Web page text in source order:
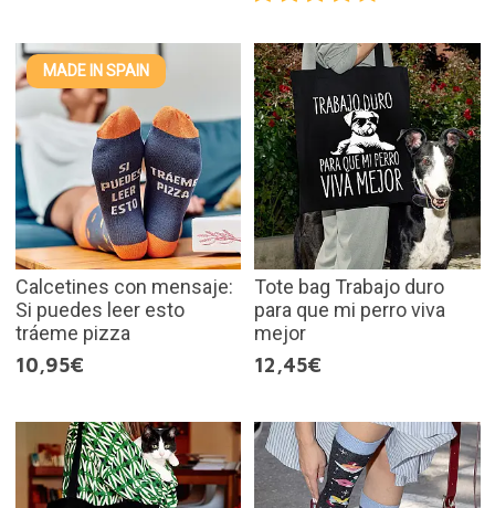
MADE IN SPAIN
Calcetines con mensaje:
Si puedes leer esto
tráeme pizza
10,95€
Tote bag Trabajo duro
para que mi perro viva
mejor
12,45€